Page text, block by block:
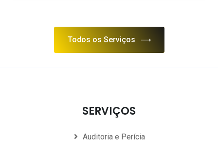
Todos os Serviços
SERVIÇOS
Auditoria e Perícia